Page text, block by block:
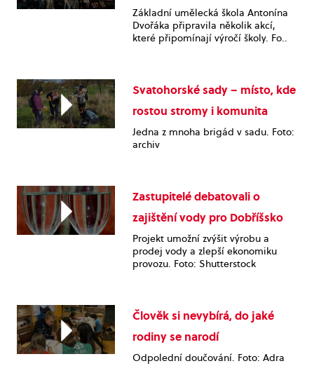
Základní umělecká škola Antonína
Dvořáka připravila několik akcí,
které připomínají výročí školy. Fo..
Svatohorské sady – místo, kde
rostou stromy i komunita
Jedna z mnoha brigád v sadu. Foto:
archiv
Zastupitelé debatovali o
zajištění vody pro Dobříšsko
Projekt umožní zvýšit výrobu a
prodej vody a zlepší ekonomiku
provozu. Foto: Shutterstock
Člověk si nevybírá, do jaké
rodiny se narodí
Odpolední doučování. Foto: Adra